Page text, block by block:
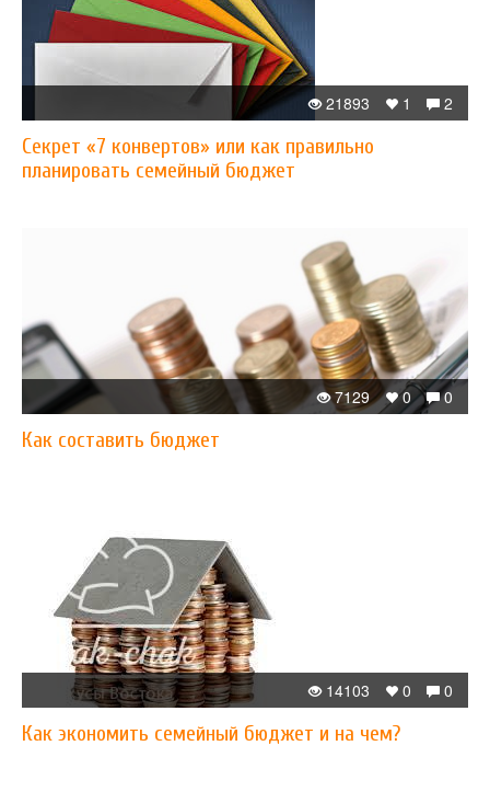
2
1
21893
Секрет «7 конвертов» или как правильно
планировать семейный бюджет
0
0
7129
Как составить бюджет
0
0
14103
Как экономить семейный бюджет и на чем?